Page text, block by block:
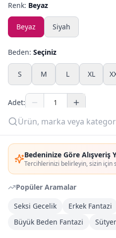
Bedeninize Göre Alışveriş
Tercihlerinizi belirleyin, sizin için
Popüler Aramalar
Seksi Gecelik
Erkek Fantazi
Büyük Beden Fantazi
Plaj & Mayo
Yazlık Pijama
Kampanyalar
Yeni Gelenler
OUTLET
Giriş Yap
Üye Ol
Renk: Beyaz
Beyaz Siyah
Beden: Seçiniz
S M L XL
Adet:
DHL Kargoya Teslim
İlk iş günü kargoda
Kargo Bedava